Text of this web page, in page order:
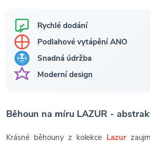
Rychlé dodání
Podlahové vytápění ANO
Snadná údržba
Moderní design
Běhoun na míru LAZUR -
Krásné běhouny z kolekce Lazur